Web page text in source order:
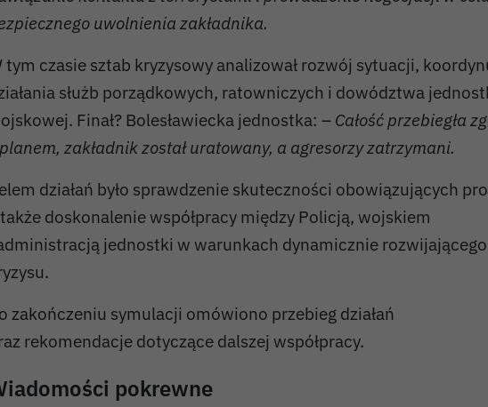
uwolnienia zakładnika.
tym czasie sztab kryzysowy analizował rozwój sytuacji,
służb porządkowych, ratowniczych i dowództwa
Finał? Bolesławiecka jednostka: – Całość przebiegła
zakładnik został uratowany, a agresorzy zatrzymani.
działań było sprawdzenie skuteczności obowiązujących
doskonalenie współpracy między Policją, wojskiem
jednostki w warunkach dynamicznie
zakończeniu symulacji omówiono przebieg działań
rekomendacje dotyczące dalszej współpracy.
pokrewne